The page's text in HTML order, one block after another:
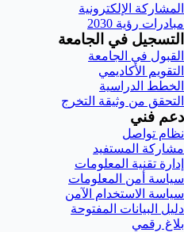
المشاركة الإلكترونية
مبادرات رؤية 2030
التسجيل في الجامعة
القبول في الجامعة
التقويم الأكاديمي
الخطط الدراسية
التحقق من وثيقة التخرج
دعم فني
نظام تواصل
مشاركة المستفيد
إدارة تقنية المعلومات
سياسة أمن المعلومات
سياسة الاستخدام الآمن
دليل البيانات المفتوحة
بلاغ رقمي